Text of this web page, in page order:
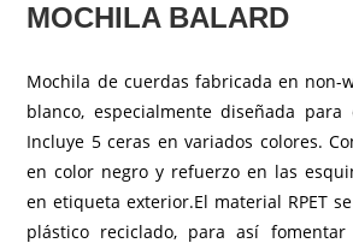
MOCHILA BALARD
Mochila de cuerdas fabricada en non-
blanco, especialmente diseñada para
Incluye 5 ceras en variados colores.
en color negro y refuerzo en las
en etiqueta exterior.El material RPET
plástico reciclado, para así